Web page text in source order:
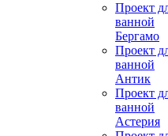
Проект
ванной
Бергамо
Проект
ванной
Антик
Проект
ванной
Астерия